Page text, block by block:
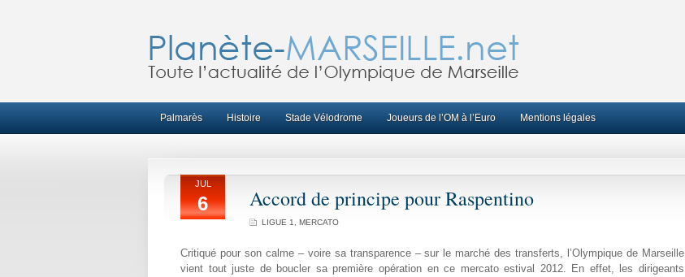
Palmarès Histoire Stade Vélodrome Joueurs de l’OM à l’Euro Mentions légales
JUL
6 Accord de principe pour Raspentino
LIGUE 1 MERCATO
Critiqué pour son calme – voire sa transparence – sur le marché des transferts, l’Olympique de Marseille
vient tout juste de boucler sa première opération en ce mercato estival 2012. En effet, les dirigeants